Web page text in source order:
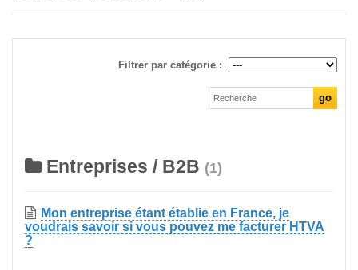
Filtrer par catégorie :
Entreprises / B2B (1)
Mon entreprise étant établie en France, je
voudrais savoir si vous pouvez me facturer HTVA
?